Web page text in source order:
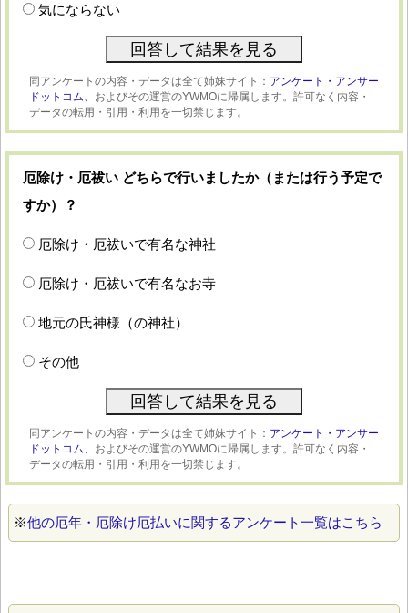
気にならない
同アンケートの内容・データは全て姉妹サイト： アンケート・アンサー
ドットコム、 およびその運営のYWMOに帰属します。許可なく内容・
データの転用・引用・利用を一切禁じます。
厄除け・厄祓い どちらで行いましたか（または行う予定で
すか）？
厄除け・厄祓いで有名な神社
厄除け・厄祓いで有名なお寺
地元の氏神様（の神社）
その他
同アンケートの内容・データは全て姉妹サイト： アンケート・アンサー
ドットコム、 およびその運営のYWMOに帰属します。許可なく内容・
データの転用・引用・利用を一切禁じます。
※他の厄年・厄除け厄払いに関するアンケート一覧はこちら